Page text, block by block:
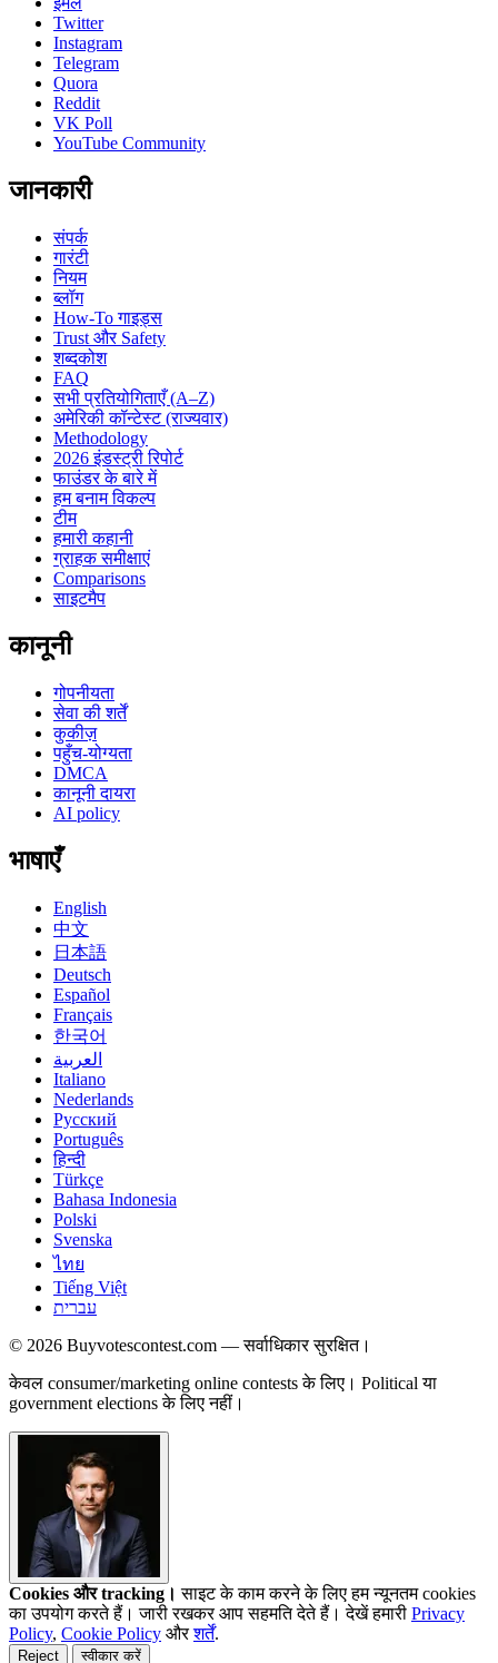
Twitter
Instagram
Telegram
Quora
Reddit
VK Poll
YouTube Community
जानकारी
संपर्क
गारंटी
नियम
ब्लॉग
How-To गाइड्स
Trust और Safety
शब्दकोश
FAQ
सभी प्रतियोगिताएँ (A–Z)
अमेरिकी कॉन्टेस्ट (राज्यवार)
Methodology
2026 इंडस्ट्री रिपोर्ट
फाउंडर के बारे में
हम बनाम विकल्प
टीम
हमारी कहानी
ग्राहक समीक्षाएं
Comparisons
साइटमैप
कानूनी
गोपनीयता
सेवा की शर्तें
कुकीज़
पहुँच-योग्यता
DMCA
कानूनी दायरा
AI policy
भाषाएँ
English
中文
日本語
Deutsch
Español
Français
한국어
العربية
Italiano
Nederlands
Русский
Português
हिन्दी
Türkçe
Bahasa Indonesia
Polski
Svenska
ไทย
Tiếng Việt
עברית
© 2026 Buyvotescontest.com — सर्वाधिकार सुरक्षित।
केवल consumer/marketing online contests के लिए। Political या
government elections के लिए नहीं।
Cookies और tracking। साइट के काम करने के लिए हम न्यूनतम cookies
का उपयोग करते हैं। जारी रखकर आप सहमति देते हैं। देखें हमारी Privacy
Policy, Cookie Policy औरशर्तें.
Reject स्वीकार करें